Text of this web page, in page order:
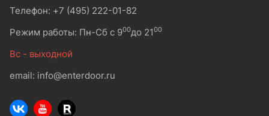
Телефон: +7 (495) 222-01-82
Режим работы: Пн-Сб с 900до 2100
Вс - выходной
email: info@enterdoor.ru